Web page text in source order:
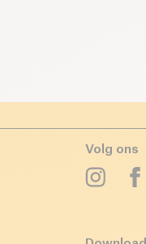
Volg ons